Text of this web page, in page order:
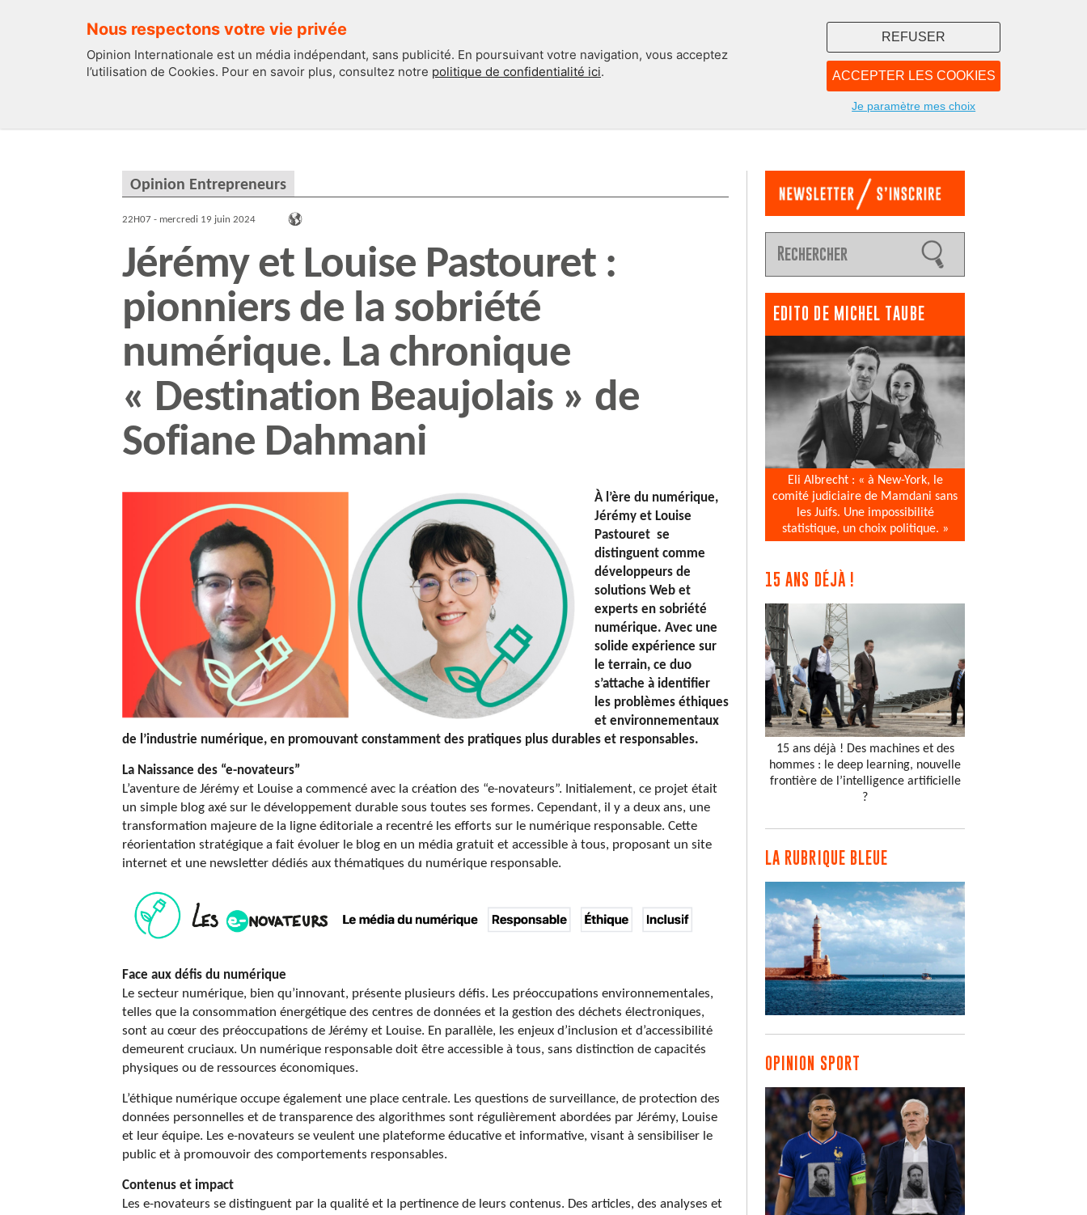
Nous respectons votre vie privée
Opinion Internationale est un média indépendant, sans publicité. En poursuivant votre navigation, vous acceptez
l’utilisation de Cookies. Pour en savoir plus, consultez notre politique de confidentialité ici. ACCEPTER LES COOKIES
REFUSER
Je paramètre mes choix
NOUS
Opinion Entrepreneurs
22H07 - mercredi 19 juin 2024
Jérémy et Louise Pastouret :
pionniers de la sobriété
numérique. La chronique
« Destination Beaujolais » de
Sofiane Dahmani
À l’ère du numérique,
Jérémy et Louise
Pastouret se
distinguent comme
développeurs de
solutions Web et
experts en sobriété
numérique. Avec une
solide expérience sur
le terrain, ce duo
s’attache à identifier
les problèmes éthiques
et environnementaux
de l’industrie numérique, en promouvant constamment des pratiques plus durables et responsables.
La Naissance des “e-novateurs”
L’aventure de Jérémy et Louise a commencé avec la création des “e-novateurs”. Initialement, ce projet était
un simple blog axé sur le développement durable sous toutes ses formes. Cependant, il y a deux ans, une
transformation majeure de la ligne éditoriale a recentré les efforts sur le numérique responsable. Cette
réorientation stratégique a fait évoluer le blog en un média gratuit et accessible à tous, proposant un site
internet et une newsletter dédiés aux thématiques du numérique responsable.
Face aux défis du numérique
Le secteur numérique, bien qu’innovant, présente plusieurs défis. Les préoccupations environnementales,
telles que la consommation énergétique des centres de données et la gestion des déchets électroniques,
sont au cœur des préoccupations de Jérémy et Louise. En parallèle, les enjeux d’inclusion et d’accessibilité
demeurent cruciaux. Un numérique responsable doit être accessible à tous, sans distinction de capacités
physiques ou de ressources économiques.
L’éthique numérique occupe également une place centrale. Les questions de surveillance, de protection des
données personnelles et de transparence des algorithmes sont régulièrement abordées par Jérémy, Louise
et leur équipe. Les e-novateurs se veulent une plateforme éducative et informative, visant à sensibiliser le
public et à promouvoir des comportements responsables.
Contenus et impact
Les e-novateurs se distinguent par la qualité et la pertinence de leurs contenus. Des articles, des analyses et
EDITO DE MICHEL TAUBE
Eli Albrecht : « à New-York, le
comité judiciaire de Mamdani sans
les Juifs. Une impossibilité
statistique, un choix politique. »
15 ANS DÉJÀ !
15 ans déjà ! Des machines et des
hommes : le deep learning, nouvelle
frontière de l’intelligence artificielle
?
LA RUBRIQUE BLEUE
OPINION SPORT